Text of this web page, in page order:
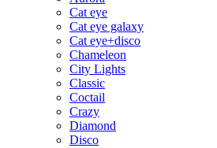
Cat eye
Cat eye galaxy
Cat eye+disco
Chameleon
City Lights
Classic
Coctail
Crazy
Diamond
Disco